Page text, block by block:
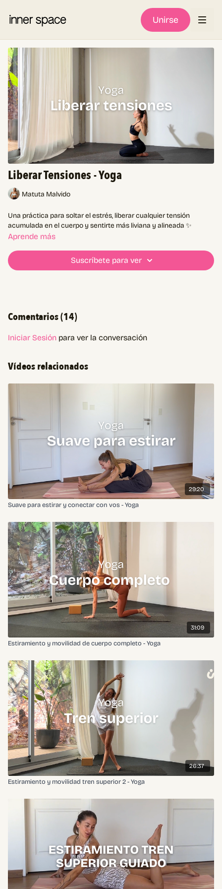
Unirse
Liberar Tensiones - Yoga
Matuta Malvido
Una práctica para soltar el estrés, liberar cualquier tensión
acumulada en el cuerpo y sentirte más liviana y alineada ✨
Aprende más
Suscríbete para ver
Comentarios (14)
Iniciar Sesión para ver la conversación
Vídeos relacionados
29:20
Suave para estirar y conectar con vos - Yoga
31:09
Estiramiento y movilidad de cuerpo completo - Yoga
26:37
Estiramiento y movilidad tren superior 2 - Yoga